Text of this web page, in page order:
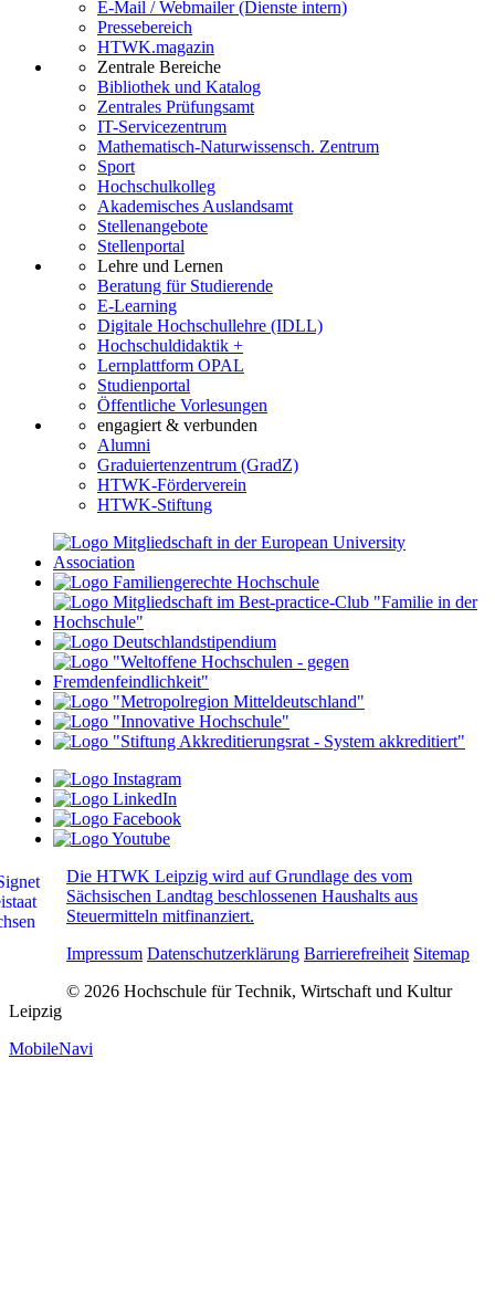
E-Mail / Webmailer (Dienste intern)
Pressebereich
HTWK.magazin
Zentrale Bereiche
Bibliothek und Katalog
Zentrales Prüfungsamt
IT-Servicezentrum
Mathematisch-Naturwissensch. Zentrum
Sport
Hochschulkolleg
Akademisches Auslandsamt
Stellenangebote
Stellenportal
Lehre und Lernen
Beratung für Studierende
E-Learning
Digitale Hochschullehre (IDLL)
Hochschuldidaktik +
Lernplattform OPAL
Studienportal
Öffentliche Vorlesungen
engagiert & verbunden
Alumni
Graduiertenzentrum (GradZ)
HTWK-Förderverein
HTWK-Stiftung
Die HTWK Leipzig wird auf Grundlage des vom
Sächsischen Landtag beschlossenen Haushalts aus
Steuermitteln mitfinanziert.
Impressum Datenschutzerklärung Barrierefreiheit Sitemap
© 2026 Hochschule für Technik, Wirtschaft und Kultur
Leipzig
MobileNavi